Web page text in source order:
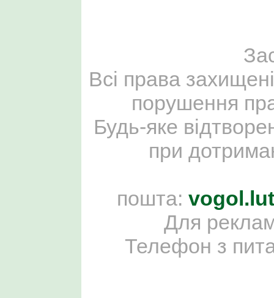
Всі права
порушення
Будь-яке
при
пошта:
Для
Телефон з